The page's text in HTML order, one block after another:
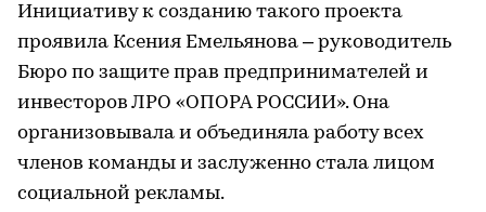
Инициативу к созданию такого проекта
проявила Ксения Емельянова – руководитель
Бюро по защите прав предпринимателей и
инвесторов ЛРО «ОПОРА РОССИИ». Она
организовывала и объединяла работу всех
членов команды и заслуженно стала лицом
социальной рекламы.